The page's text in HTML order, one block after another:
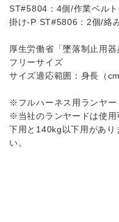
ST#5804：4個/作業ベル
掛け-P ST#5806：2個/絡
厚生労働省「墜落制止用
フリーサイズ
サイズ適応範囲：身長（
※フルハーネス用ランヤー
※当社のランヤードは使
下用と140kg以下用があり
い。